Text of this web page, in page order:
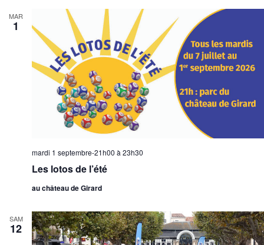
MAR
1
Les lotos de l’été
mardi 1 septembre-21h00 à 23h30
au château de Girard
SAM
12